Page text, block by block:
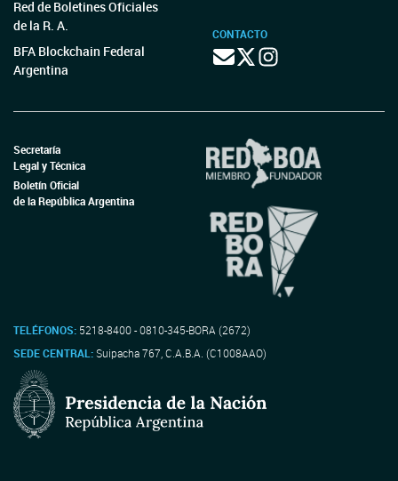
Red de Boletines Oficiales
de la R. A.
BFA Blockchain Federal
Argentina
CONTACTO
Secretaría
Legal y Técnica
Boletín Oficial
de la República Argentina
TELÉFONOS: 5218-8400 - 0810-345-BORA (2672)
SEDE CENTRAL:Suipacha 767, C.A.B.A. (C1008AAO)